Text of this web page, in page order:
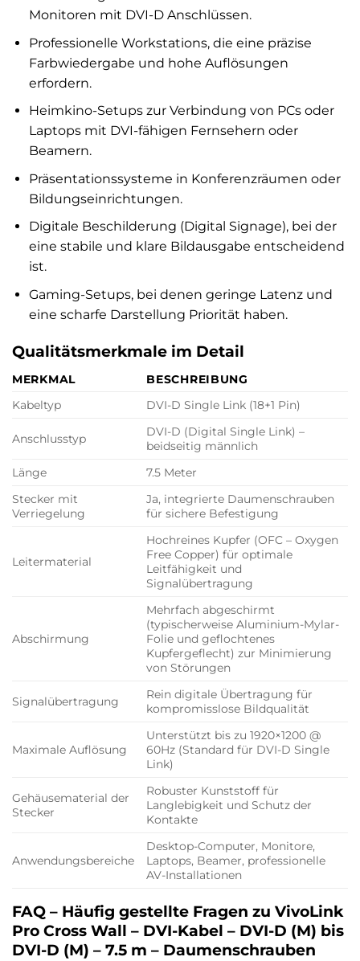
Monitoren mit DVI-D Anschlüssen.
Professionelle Workstations, die eine präzise
Farbwiedergabe und hohe Auflösungen
erfordern.
Heimkino-Setups zur Verbindung von PCs oder
Laptops mit DVI-fähigen Fernsehern oder
Beamern.
Präsentationssysteme in Konferenzräumen oder
Bildungseinrichtungen.
Digitale Beschilderung (Digital Signage), bei der
eine stabile und klare Bildausgabe entscheidend
ist.
Gaming-Setups, bei denen geringe Latenz und
eine scharfe Darstellung Priorität haben.
Qualitätsmerkmale im Detail
MERKMAL
BESCHREIBUNG
Kabeltyp
DVI-D Single Link (18+1 Pin)
Anschlusstyp
DVI-D (Digital Single Link) –
beidseitig männlich
Länge
7.5 Meter
Stecker mit
Verriegelung
Ja, integrierte Daumenschrauben
für sichere Befestigung
Leitermaterial
Hochreines Kupfer (OFC – Oxygen
Free Copper) für optimale
Leitfähigkeit und
Signalübertragung
Abschirmung
Mehrfach abgeschirmt
(typischerweise Aluminium-Mylar-
Folie und geflochtenes
Kupfergeflecht) zur Minimierung
von Störungen
Signalübertragung
Rein digitale Übertragung für
kompromisslose Bildqualität
Maximale Auflösung
Unterstützt bis zu 1920×1200 @
60Hz (Standard für DVI-D Single
Link)
Gehäusematerial der
Stecker
Robuster Kunststoff für
Langlebigkeit und Schutz der
Kontakte
Anwendungsbereiche
Desktop-Computer, Monitore,
Laptops, Beamer, professionelle
AV-Installationen
FAQ – Häufig gestellte Fragen zu VivoLink
Pro Cross Wall – DVI-Kabel – DVI-D (M) bis
DVI-D (M) – 7.5 m – Daumenschrauben